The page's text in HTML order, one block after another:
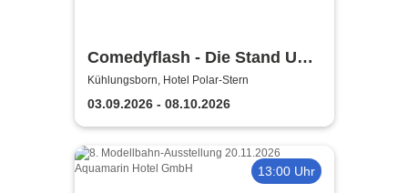
Comedyflash - Die Stand Up
Comedy Show in Ostseebad
Kühlungsborn
Kühlungsborn, Hotel Polar-Stern
03.09.2026 - 08.10.2026
13:00 Uhr